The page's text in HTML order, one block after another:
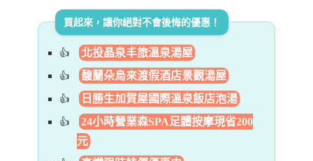
買起來，讓你絕對不會後悔的優惠！
北投晶泉丰旅溫泉湯屋
馥蘭朵烏來渡假酒店景觀湯屋
日勝生加賀屋國際溫泉飯店泡湯
24小時營業森SPA足體按摩現省200
元